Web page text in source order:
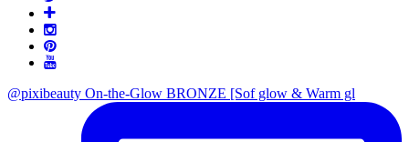
@pixibeauty On-the-Glow BRONZE [Sof glow & Warm gl